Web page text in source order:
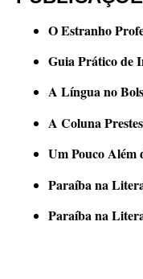
O Estranho
Guia Prático de
A Língua no
A Coluna
Um Pouco Além
Paraíba na
Paraíba na